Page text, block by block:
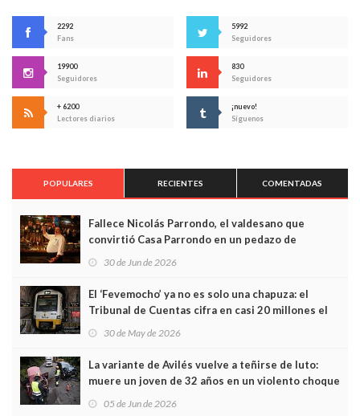
2292
Fans
5992
Seguidores
19900
Seguidores
830
Seguidores
+ 6200
Lectores diarios
¡nuevo!
Síguenos
POPULARES RECIENTES COMENTADAS
Fallece Nicolás Parrondo, el valdesano que
convirtió Casa Parrondo en un pedazo de
Asturias en Madrid
30 de Jun de 2026
El ‘Fevemocho’ ya no es solo una chapuza: el
Tribunal de Cuentas cifra en casi 20 millones el
sobrecoste de los trenes que no cabían por los
30 de May de 2026
La variante de Avilés vuelve a teñirse de luto:
muere un joven de 32 años en un violento choque
frontal
05 de Jun de 2026